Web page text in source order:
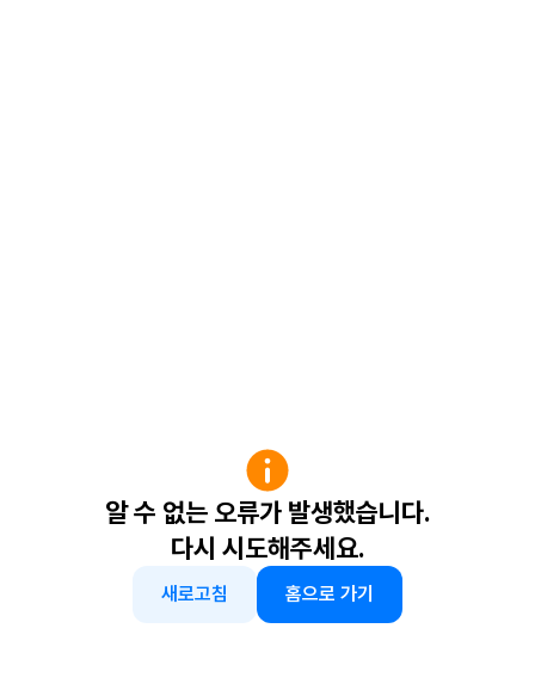
알 수 없는 오류가 발생했습니다.
다시 시도해주세요.
새로고침 홈으로 가기